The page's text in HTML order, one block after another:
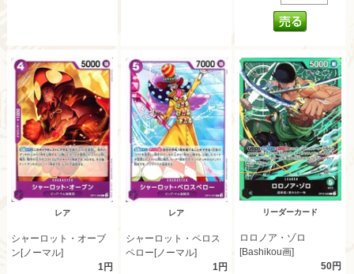
レア
シャーロット・オーブ
ン[ノーマル]
1円
レア
シャーロット・ペロス
ペロー[ノーマル]
1円
リーダーカード
ロロノア・ゾロ
[Bashikou画]
50円